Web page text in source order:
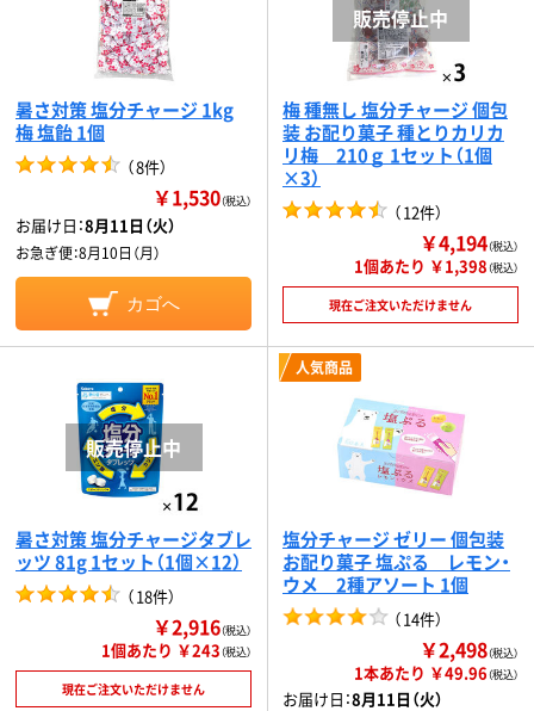
暑さ対策 塩分チャージ 1kg
梅 塩飴 1個
（8件）
￥1,530（税込）
お届け日：8月11日（火）
お急ぎ便：8月10日（月）
カゴへ
梅 種無し 塩分チャージ 個包
装 お配り菓子 種とりカリカ
リ梅 210ｇ 1セット（1個
×3）
（12件）
￥4,194（税込）
1個あたり ￥1,398（税込）
現在ご注文いただけません
暑さ対策 塩分チャージタブレ
ッツ 81g 1セット（1個×12）
（18件）
￥2,916（税込）
1個あたり ￥243（税込）
現在ご注文いただけません
人気商品
塩分チャージ ゼリー 個包装
お配り菓子 塩ぷる レモン・
ウメ 2種アソート 1個
（14件）
￥2,498（税込）
1本あたり ￥49.96（税込）
お届け日：8月11日（火）